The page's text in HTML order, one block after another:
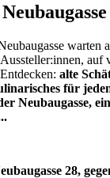
warten
auf
alte
für
Neubaugasse,
28,